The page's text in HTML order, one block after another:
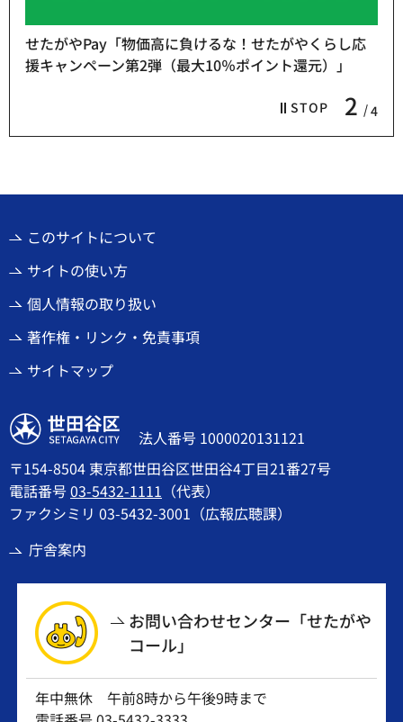
STOP 2 4
せたがやPay「物価高に負けるな！せたがやくらし応
援キャンペーン第2弾（最大10％ポイント還元）」
このサイトについて
サイトの使い方
個人情報の取り扱い
著作権・リンク・免責事項
サイトマップ
世田谷区
法人番号 1000020131121
〒154-8504 東京都世田谷区世田谷4丁目21番27号
電話番号03-5432-1111 （代表）
ファクシミリ 03-5432-3001（広報広聴課）
庁舎案内
お問い合わせセンター「せたがや
コール」
年中無休 午前8時から午後9時まで